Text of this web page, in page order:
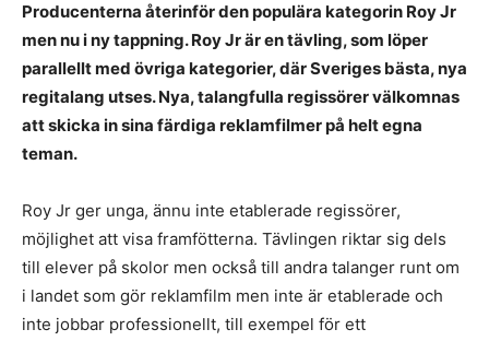
Producenterna återinför den populära kategorin Roy Jr
men nu i ny tappning. Roy Jr är en tävling, som löper
parallellt med övriga kategorier, där Sveriges bästa, nya
regitalang utses. Nya, talangfulla regissörer välkomnas
att skicka in sina färdiga reklamfilmer på helt egna
teman.
Roy Jr ger unga, ännu inte etablerade regissörer,
möjlighet att visa framfötterna. Tävlingen riktar sig dels
till elever på skolor men också till andra talanger runt om
i landet som gör reklamfilm men inte är etablerade och
inte jobbar professionellt, till exempel för ett